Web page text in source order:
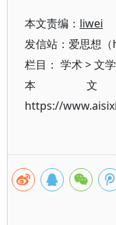
本文责编： liwei
发信站：爱思想
栏目： 学术>文学
本
https://